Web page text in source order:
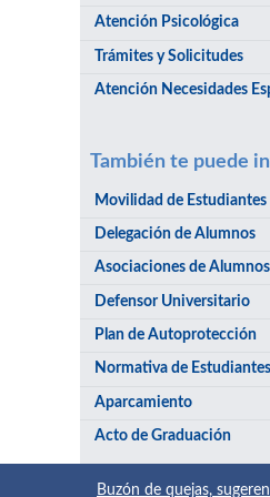
Atención Psicológica
Trámites y Solicitudes
Atención Necesidades
También te puede
Movilidad de Estudiantes
Delegación de Alumnos
Asociaciones de Alumnos
Defensor Universitario
Plan de Autoprotección
Normativa de Estudiantes
Aparcamiento
Acto de Graduación
Buzón de quejas,